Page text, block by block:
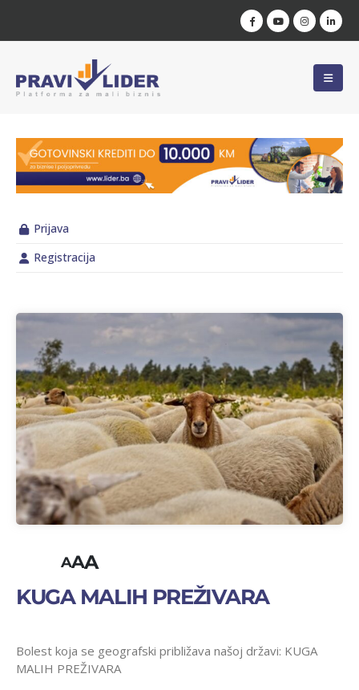
Prijava
Registracija
AAA
KUGA MALIH PREŽIVARA
Bolest koja se geografski približava našoj državi: KUGA
MALIH PREŽIVARA